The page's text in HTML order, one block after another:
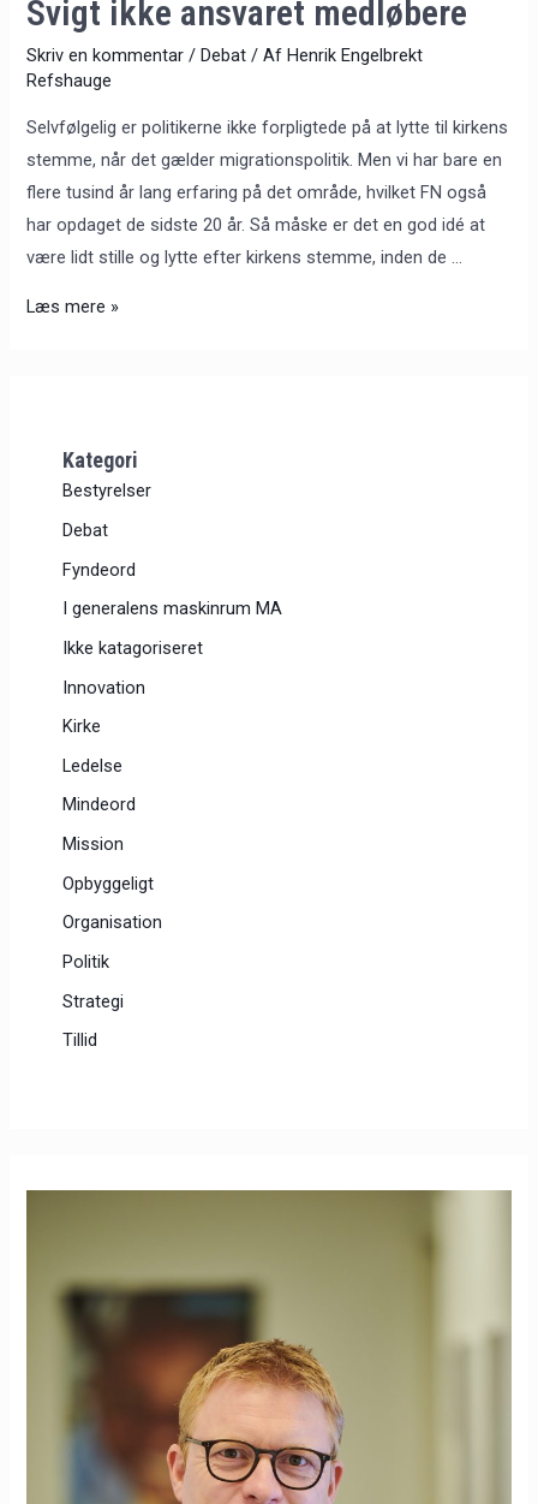
Svigt ikke ansvaret medløbere
Skriv en kommentar /Debat / AfHenrik Engelbrekt
Refshauge
Selvfølgelig er politikerne ikke forpligtede på at lytte til kirkens
stemme, når det gælder migrationspolitik. Men vi har bare en
flere tusind år lang erfaring på det område, hvilket FN også
har opdaget de sidste 20 år. Så måske er det en god idé at
være lidt stille og lytte efter kirkens stemme, inden de …
Læs mere »
Kategori
Bestyrelser
Debat
Fyndeord
I generalens maskinrum MA
Ikke katagoriseret
Innovation
Kirke
Ledelse
Mindeord
Mission
Opbyggeligt
Organisation
Politik
Strategi
Tillid